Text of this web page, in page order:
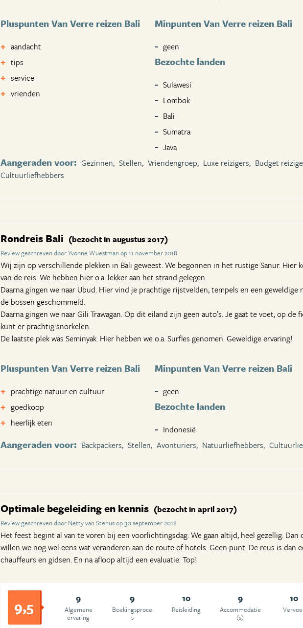
Pluspunten Van Verre reizen Bali
aandacht
tips
service
vrienden
Minpunten Van Verre reizen Bali
geen
Bezochte landen
Sulawesi
Lombok
Bali
Sumatra
Java
Aangeraden voor: Gezinnen, Stellen, Vriendengroep, Luxe reizigers, Budget
Cultuurliefhebbers
Rondreis Bali (bezocht in augustus 2017)
Review geschreven door Yvonne Wuestman op 11 november 2018
Wij zijn op verschillende plekken in Bali geweest. We begonnen in het rustige Sanur. Hier
van de reis. We hebben hier o.a. lekker aan het strand gelegen.
Daarna gingen we naar Ubud. Hier vind je prachtige rijstvelden, tempels en een geweldige
de bossen geschommeld.
Daarna gingen we naar Gili Trawagan. Op dit eiland zijn geen auto’s. Je gaat te voet, op de
kunt er prachtig snorkelen.
De laatste plek was Seminyak. Hier hebben we o.a. Surfles genomen. Geweldige ervaring!
Pluspunten Van Verre reizen Bali
prachtige natuur en cultuur
goedkoop
heerlijk eten
Minpunten Van Verre reizen Bali
geen
Bezochte landen
Indonesië
Aangeraden voor: Backpackers, Stellen, Avonturiers, Natuurliefhebbers,
Optimale begeleiding en kennis (bezocht in april 2017)
Review geschreven door Netty van Stenus op 30 september 2018
Het feest begint al van te voren bij een voorlichtingsdag. We gaan altijd, heel gezellig. Dan
willen we nog wel eens wat veranderen aan de route of hotels. Geen punt. De reus is dan
chauffeurs en gidsen. En na afloop altijd een evaluatie. Top!
9,5 9
Algemene
ervaring
9
Boekingsproce
s
10
Reisleiding
9
Accommodatie
(s)
10